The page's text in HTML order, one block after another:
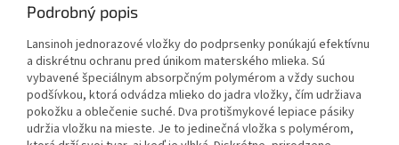
Podrobný popis
Lansinoh jednorazové vložky do podprsenky ponúkajú efektívnu
a diskrétnu ochranu pred únikom materského mlieka. Sú
vybavené špeciálnym absorpčným polymérom a vždy suchou
podšívkou, ktorá odvádza mlieko do jadra vložky, čím udržiava
pokožku a oblečenie suché. Dva protišmykové lepiace pásiky
udržia vložku na mieste. Je to jedinečná vložka s polymérom,